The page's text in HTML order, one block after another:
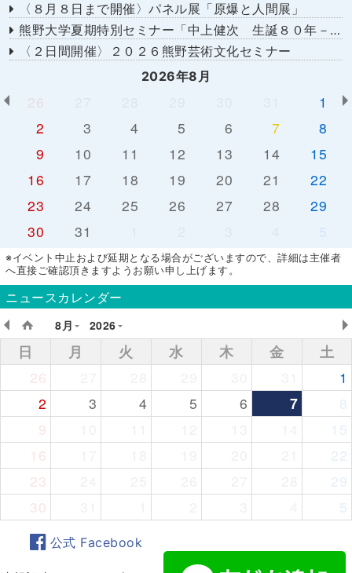
〈８月８日まで開催〉パネル展「原爆と人間展」
熊野大学夏期特別セミナー「中上健次 生誕８０年－時代へのまなざし－」
〈２日間開催〉２０２６熊野芸術文化セミナー
2026年8月
26
1
2
3 4 5 6 7
8
9
10 11 12 13 14
15
16
17 18 19 20 21
22
23
24 25 26 27 28
29
30
31 5
※イベント中止および延期となる場合がございますので、詳細は主催者
へ直接ご確認頂きますようお願い申し上げます。
ニュースカレンダー
8月
2026
日 月 火 水 木 金
土
26
1
2
3 4 5 6 7
8
9
15
16
22
23
29
30
5
公式 Facebook